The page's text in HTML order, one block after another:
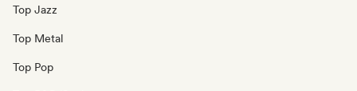
Top Jazz
Top Metal
Top Pop